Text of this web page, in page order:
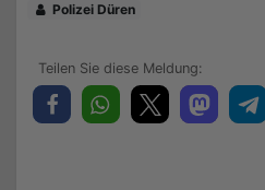
Polizei Düren